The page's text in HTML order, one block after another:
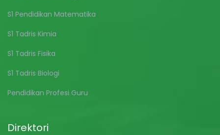
S1 Pendidikan Matematika
S1 Tadris Kimia
S1 Tadris Fisika
S1 Tadris Biologi
Pendidikan Profesi Guru
Direktori